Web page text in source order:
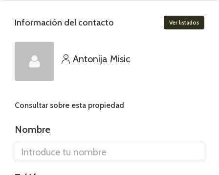
Información del contacto Ver listados
Antonija Misic
Consultar sobre esta propiedad
Nombre